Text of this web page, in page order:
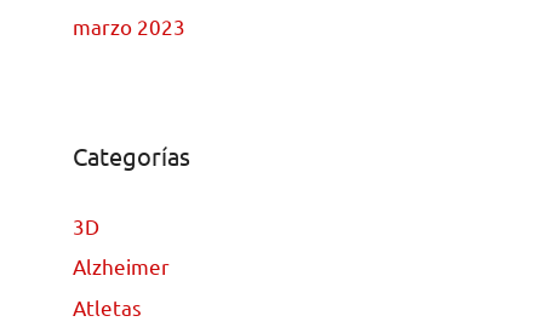
marzo 2023
Categorías
3D
Alzheimer
Atletas